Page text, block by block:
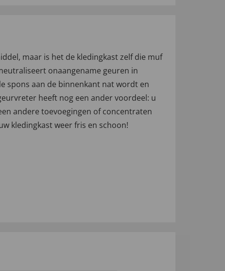
maar is het de kledingkast zelf die muf
onaangename geuren in
spons aan de binnenkant nat wordt en
heeft nog een ander voordeel: u
andere toevoegingen of concentraten
kledingkast weer fris en schoon!